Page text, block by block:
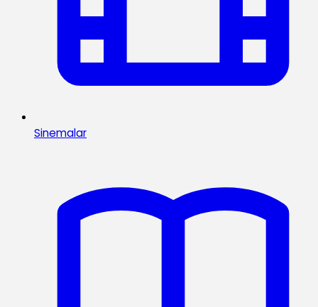
Sinemalar